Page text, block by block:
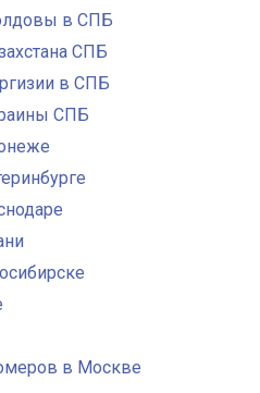
в СПБ
СПБ
в СПБ
СПБ
в Москве